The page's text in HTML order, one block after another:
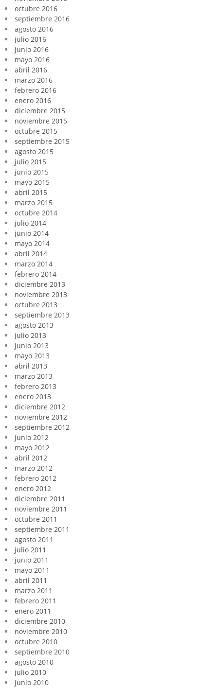
octubre 2016
septiembre 2016
agosto 2016
julio 2016
junio 2016
mayo 2016
abril 2016
marzo 2016
febrero 2016
enero 2016
diciembre 2015
noviembre 2015
octubre 2015
septiembre 2015
agosto 2015
julio 2015
junio 2015
mayo 2015
abril 2015
marzo 2015
octubre 2014
julio 2014
junio 2014
mayo 2014
abril 2014
marzo 2014
febrero 2014
diciembre 2013
noviembre 2013
octubre 2013
septiembre 2013
agosto 2013
julio 2013
junio 2013
mayo 2013
abril 2013
marzo 2013
febrero 2013
enero 2013
diciembre 2012
noviembre 2012
septiembre 2012
junio 2012
mayo 2012
abril 2012
marzo 2012
febrero 2012
enero 2012
diciembre 2011
noviembre 2011
octubre 2011
septiembre 2011
agosto 2011
julio 2011
junio 2011
mayo 2011
abril 2011
marzo 2011
febrero 2011
enero 2011
diciembre 2010
noviembre 2010
octubre 2010
septiembre 2010
agosto 2010
julio 2010
junio 2010